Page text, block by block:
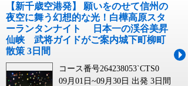
【新千歳空港発】 願いをのせて信州の
夜空に舞う幻想的な光！白樺高原スタ
ーランタンナイト 日本一の渓谷美昇
仙峡 武将ガイドがご案内城下町柳町
散策 3日間
コース番号264238053`CTS0
09月01日~09月30日 出発 3日間